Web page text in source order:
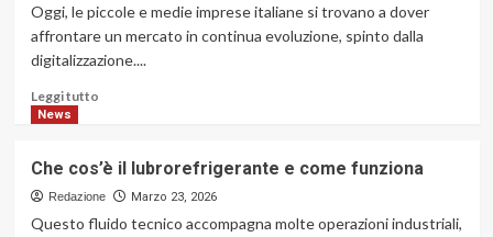
Oggi, le piccole e medie imprese italiane si trovano a dover
affrontare un mercato in continua evoluzione, spinto dalla
digitalizzazione....
Leggi tuttoLeggi
NTS
Business
Experience:
News
Che cos’è il lubrorefrigerante e come funziona
Redazione Marzo 23, 2026
Questo fluido tecnico accompagna molte operazioni industriali,